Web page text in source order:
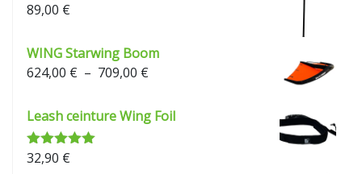
89,00 €
WING Starwing Boom
624,00 € – 709,00 €
prix :
624,00 €
Leash ceinture Wing Foil
Note 5.00
32,90 €